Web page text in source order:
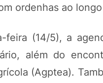
ordenhas ao
feira (14/5), a
além do
(Agptea).